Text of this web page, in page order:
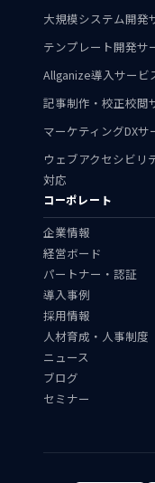
大規模システム開発
テンプレート開発サ
Allganize導入サービ
記事制作・校正校閲
マーケティングDXサ
ウェブアクセシビリ
対応
コーポレート
企業情報
経営ボード
パートナー・認証
導入事例
採用情報
人材育成・人事制度
ニュース
ブログ
セミナー